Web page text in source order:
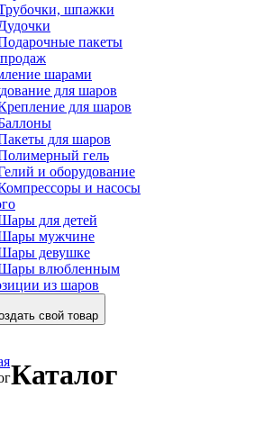
шпажки
пакеты
шарами
для шаров
для шаров
для шаров
гель
и оборудование
и насосы
для детей
мужчине
девушке
влюбленным
из шаров
свой товар
Каталог